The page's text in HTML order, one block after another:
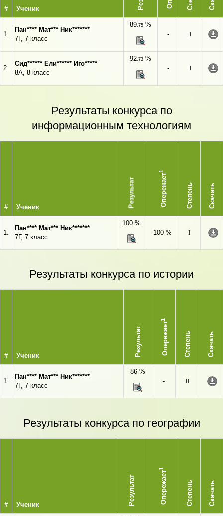
# Ученик
1.
Пан**** Мат*** Ник*******
7Г, 7 класс
89,75 %
-
I
2.
Сид****** Ели****** Иго*****
8А, 8 класс
92,73 %
-
I
Результаты конкурса по
информационным технологиям
# Ученик Результат Опережает
1
Степень Скачать
1.
Пан**** Мат*** Ник*******
7Г, 7 класс
100 %
100 %
I
Результаты конкурса по истории
# Ученик Результат Опережает
1
Степень Скачать
1.
Пан**** Мат*** Ник*******
7Г, 7 класс
86 %
-
II
Результаты конкурса по географии
# Ученик Результат Опережает
1
Степень Скачать